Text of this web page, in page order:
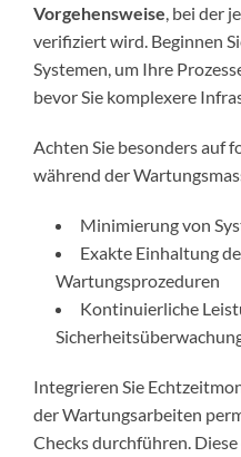
Vorgehensweise, bei der
verifiziert wird. Beginnen
Systemen, um Ihre
bevor Sie komplexere
Achten Sie besonders auf
während der
Minimierung von
Exakte Einhaltung
Wartungsprozeduren
Kontinuierliche
Integrieren Sie
der Wartungsarbeiten
Checks durchführen.